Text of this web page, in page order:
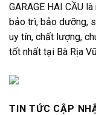
GARAGE HAI CẦU
bảo trì, bảo dưỡng,
uy tín, chất lượng,
tốt nhất tại Bà Rịa
TIN TỨC CẬP